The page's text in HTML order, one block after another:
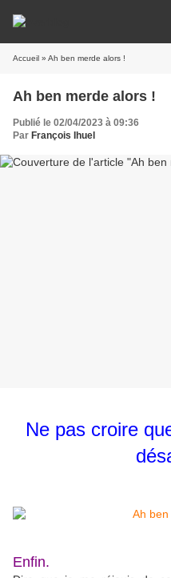
Accueil » Ah ben merde alors !
Ah ben merde alors !
Publié le 02/04/2023 à 09:36
Par François Ihuel
Ne pas croire
Enfin.